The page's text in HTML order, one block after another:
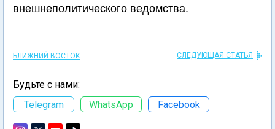
внешнеполитического ведомства.
БЛИЖНИЙ ВОСТОК СЛЕДУЮЩАЯ СТАТЬЯ
Будьте с нами:
Telegram
WhatsApp Facebook